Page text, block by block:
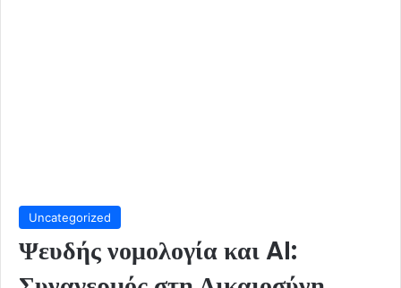
Uncategorized
Ψευδής νομολογία και AI: